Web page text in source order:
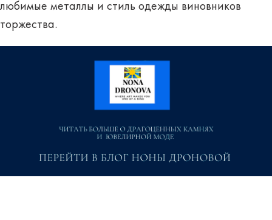
любимые металлы и стиль одежды виновников
торжества.